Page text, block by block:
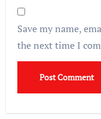
Save my name,
the next time I